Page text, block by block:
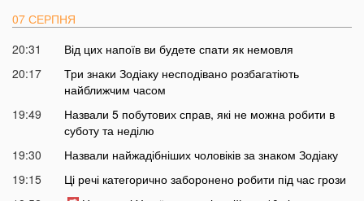
07 СЕРПНЯ
20:31
Від цих напоїв ви будете спати як немовля
20:17
Три знаки Зодіаку несподівано розбагатіють
найближчим часом
19:49
Назвали 5 побутових справ, які не можна робити в
суботу та неділю
19:30
Назвали найжадібніших чоловіків за знаком Зодіаку
19:15
Ці речі категорично заборонено робити під час грози